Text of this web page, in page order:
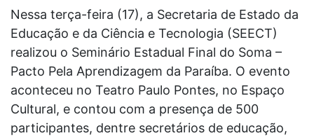
Nessa terça-feira (17), a Secretaria de Estado da
Educação e da Ciência e Tecnologia (SEECT)
realizou o Seminário Estadual Final do Soma –
Pacto Pela Aprendizagem da Paraíba. O evento
aconteceu no Teatro Paulo Pontes, no Espaço
Cultural, e contou com a presença de 500
participantes, dentre secretários de educação,